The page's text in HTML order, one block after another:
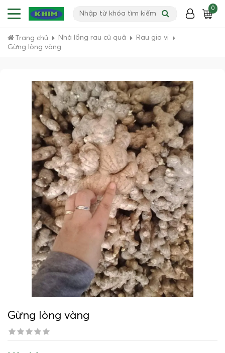
0
Trang chủ Nhà lồng rau củ quả
Rau gia vị
Gừng lòng vàng
Gừng lòng vàng